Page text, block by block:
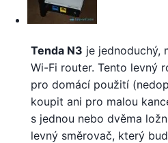
Tenda N3 je jednoduchý,
Wi-Fi router. Tento levný
pro domácí použití
koupit ani pro malou
s jednou nebo dvěma
levný směrovač, který